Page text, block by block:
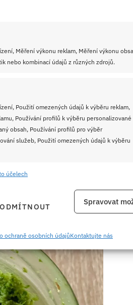
Měření výkonu reklam, Měření výkonu
nebo kombinací údajů z různých zdrojů.
Použití omezených údajů k výběru reklam,
Používání profilů k výběru personalizované
obsah, Používání profilů pro výběr
služeb, Použití omezených údajů k výběru
přenášených informací.
poloze, Identifikace zařízení na
a zjišťování podvodů a
reklamy a obsahu,
účelech
ODMÍTNOUT
Spravovat
ochraně osobních údajůKontaktujte nás
přibližně
důkladné rozmixování
vám tedy nezabere
přesně1